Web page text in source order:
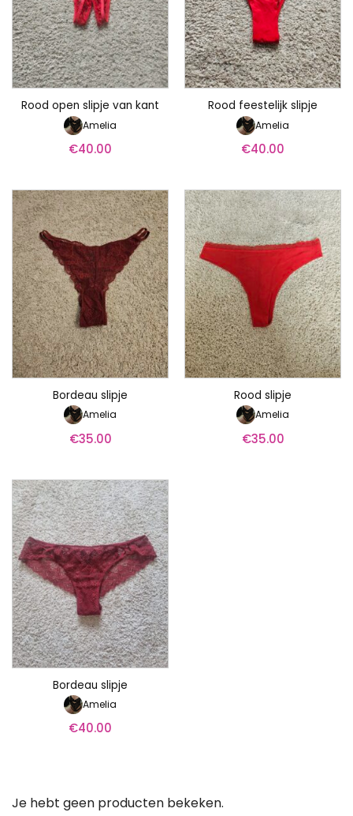
Rood open slipje van kant
Amelia
€40.00
Rood feestelijk slipje
Amelia
€40.00
Bordeau slipje
Amelia
€35.00
Rood slipje
Amelia
€35.00
Bordeau slipje
Amelia
€40.00
Je hebt geen producten bekeken.